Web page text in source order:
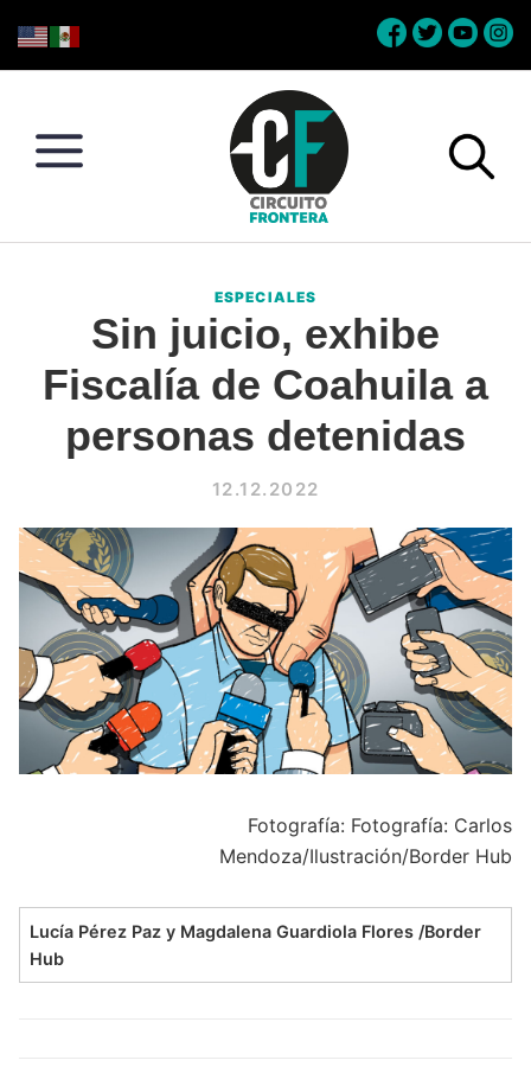
to
to
to
to
Conéctate
la
frontera
ESPECIALES
Sin juicio, exhibe
Fiscalía de Coahuila a
personas detenidas
12.12.2022
Fotografía: Fotografía: Carlos
Mendoza/Ilustración/Border Hub
Lucía Pérez Paz y Magdalena Guardiola Flores /Border
Hub